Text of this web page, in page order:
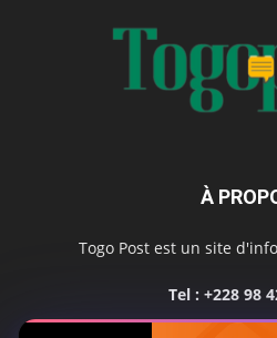
À
Togo Post est un site
Tel : +228 98